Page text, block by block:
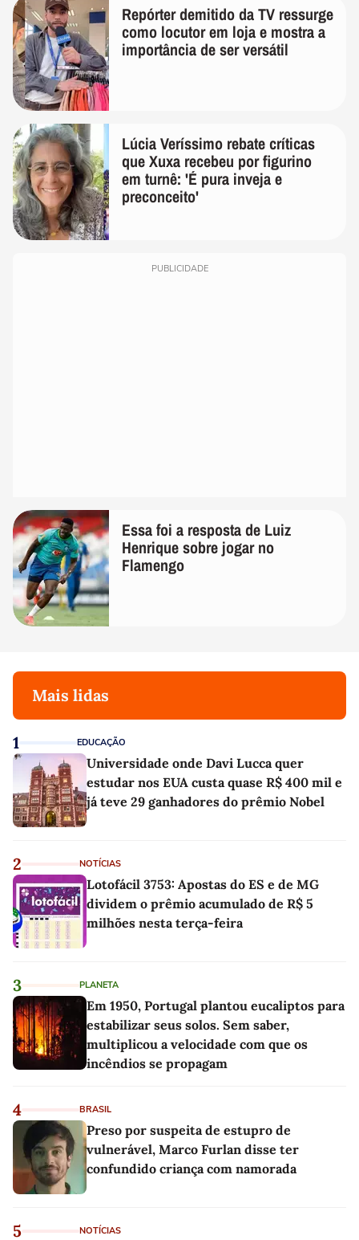
Repórter demitido da TV ressurge
como locutor em loja e mostra a
importância de ser versátil
Lúcia Veríssimo rebate críticas
que Xuxa recebeu por figurino
em turnê: 'É pura inveja e
preconceito'
PUBLICIDADE
Essa foi a resposta de Luiz
Henrique sobre jogar no
Flamengo
Mais lidas
1 EDUCAÇÃO
Universidade onde Davi Lucca quer
estudar nos EUA custa quase R$ 400 mil e
já teve 29 ganhadores do prêmio Nobel
2 NOTÍCIAS
Lotofácil 3753: Apostas do ES e de MG
dividem o prêmio acumulado de R$ 5
milhões nesta terça-feira
3 PLANETA
Em 1950, Portugal plantou eucaliptos para
estabilizar seus solos. Sem saber,
multiplicou a velocidade com que os
incêndios se propagam
4 BRASIL
Preso por suspeita de estupro de
vulnerável, Marco Furlan disse ter
confundido criança com namorada
5 NOTÍCIAS